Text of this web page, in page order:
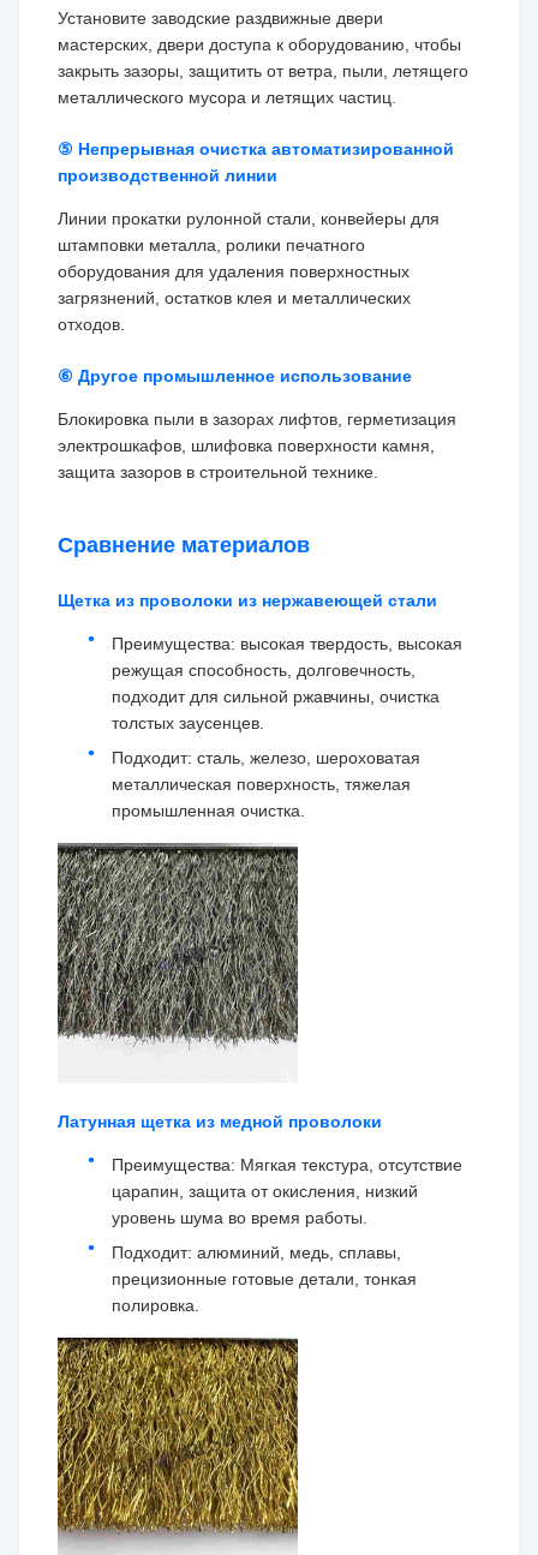
Установите заводские раздвижные двери
мастерских, двери доступа к оборудованию, чтобы
закрыть зазоры, защитить от ветра, пыли, летящего
металлического мусора и летящих частиц.
⑤ Непрерывная очистка автоматизированной
производственной линии
Линии прокатки рулонной стали, конвейеры для
штамповки металла, ролики печатного
оборудования для удаления поверхностных
загрязнений, остатков клея и металлических
отходов.
⑥ Другое промышленное использование
Блокировка пыли в зазорах лифтов, герметизация
электрошкафов, шлифовка поверхности камня,
защита зазоров в строительной технике.
Сравнение материалов
Щетка из проволоки из нержавеющей стали
Преимущества: высокая твердость, высокая
режущая способность, долговечность,
подходит для сильной ржавчины, очистка
толстых заусенцев.
Подходит: сталь, железо, шероховатая
металлическая поверхность, тяжелая
промышленная очистка.
Латунная щетка из медной проволоки
Преимущества: Мягкая текстура, отсутствие
царапин, защита от окисления, низкий
уровень шума во время работы.
Подходит: алюминий, медь, сплавы,
прецизионные готовые детали, тонкая
полировка.